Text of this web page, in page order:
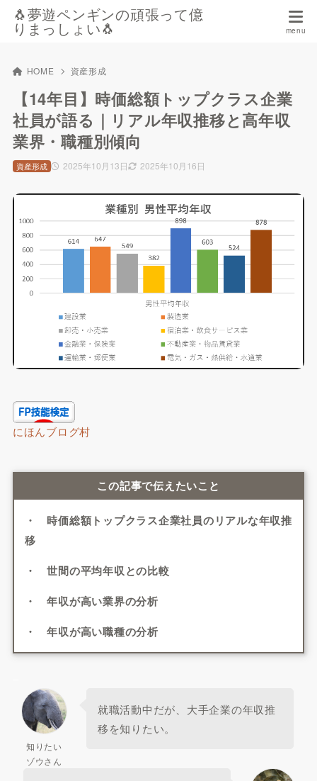
🐧夢遊ペンギンの頑張って億
りまっしょい🐧
HOME 資産形成
【14年目】時価総額トップクラス企業
社員が語る｜リアル年収推移と高年収
業界・職種別傾向
2025年10月13日 2025年10月16日
資産形成
にほんブログ村
この記事で伝えたいこと
・ 時価総額トップクラス企業社員のリアルな年収推
移
・ 世間の平均年収との比較
・ 年収が高い業界の分析
・ 年収が高い職種の分析
知りたい
ゾウさん
就職活動中だが、大手企業の年収推
移を知りたい。